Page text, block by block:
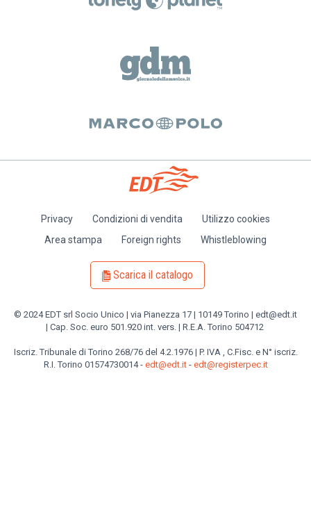
Privacy Condizioni di vendita
Utilizzo cookies
Area stampa
Foreign rights Whistleblowing
Scarica il catalogo
© 2024 EDT srl Socio Unico | via Pianezza 17 | 10149 Torino | edt@edt.it
| Cap. Soc. euro 501.920 int. vers. | R.E.A. Torino 504712
Iscriz. Tribunale di Torino 268/76 del 4.2.1976 | P. IVA , C.Fisc. e N° iscriz.
R.I. Torino 01574730014 - edt@edt.it- edt@registerpec.it